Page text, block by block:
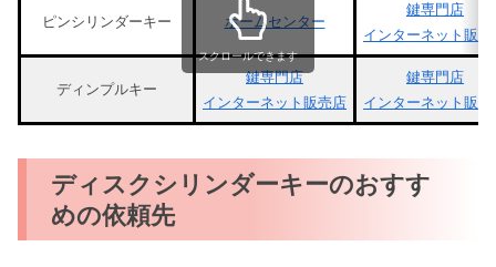
ピンシリンダーキー ホームセンター
鍵専門店
インターネット販売
ディンプルキー
鍵専門店
インターネット販売店
鍵専門店
インターネット販売
スクロールできます
ディスクシリンダーキーのおすす
めの依頼先